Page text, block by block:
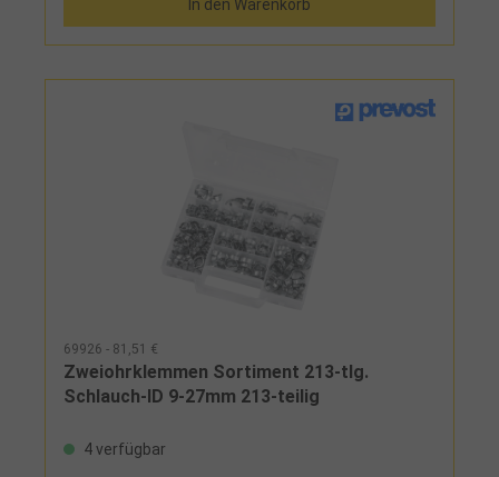
In den Warenkorb
69926 - 81,51 €
Zweiohrklemmen Sortiment 213-tlg.
Schlauch-ID 9-27mm 213-teilig
4 verfügbar